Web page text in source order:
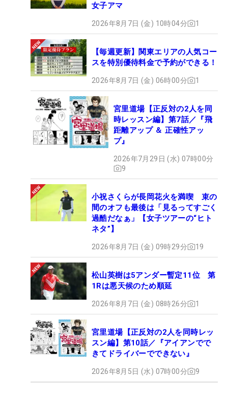
女子アマ
2026年8月7日 (金) 10時04分 1
【毎週更新】関東エリアの人気コー
スを特別優待料金で予約ができる！
2026年8月7日 (金) 06時00分 1
宮里道場【正反対の2人を同
時レッスン編】第7話／『飛
距離アップ ＆ 正確性アッ
プ』
2026年7月29日 (水) 07時00分
9
小祝さくらが長岡花火を満喫 束の
間のオフも最後は「見るってすごく
過酷だなぁ」【女子ツアーの“ヒト
ネタ”】
2026年8月7日 (金) 09時29分 19
松山英樹は5アンダー暫定11位 第
1Rは悪天候のため順延
2026年8月7日 (金) 08時26分 1
宮里道場【正反対の2人を同時レッ
スン編】第10話／『アイアンでで
きてドライバーでできない』
2026年8月5日 (水) 07時00分 9